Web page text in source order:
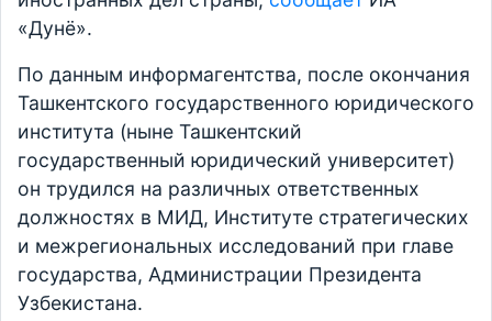
«Дунё».
По данным информагентства, после окончания
Ташкентского государственного юридического
института (ныне Ташкентский
государственный юридический университет)
он трудился на различных ответственных
должностях в МИД, Институте стратегических
и межрегиональных исследований при главе
государства, Администрации Президента
Узбекистана.